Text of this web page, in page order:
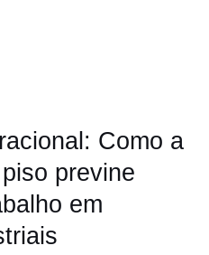
Como a
previne
em